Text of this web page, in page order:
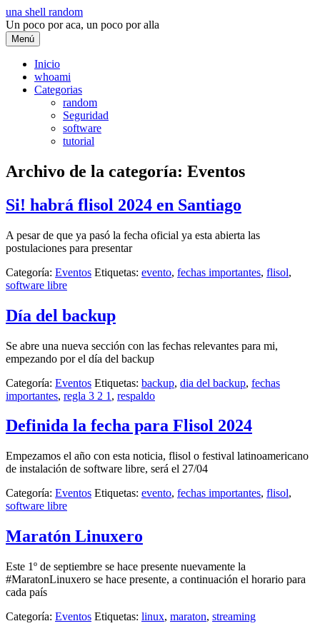
Saltar
al
contenido
una shell random
Un poco por aca, un poco por alla
Menú
Inicio
whoami
Categorias
random
Seguridad
software
tutorial
Archivo de la categoría: Eventos
Si! habrá flisol 2024 en Santiago
A pesar de que ya pasó la fecha oficial ya esta abierta las
postulaciones para presentar
Categoría: Eventos Etiquetas: evento, fechas importantes, flisol,
software libre
Día del backup
Se abre una nueva sección con las fechas relevantes para mi,
empezando por el día del backup
Categoría: Eventos Etiquetas: backup, dia del backup, fechas
importantes, regla 3 2 1 , respaldo
Definida la fecha para Flisol 2024
Empezamos el año con esta noticia, flisol o festival latinoamericano
de instalación de software libre, será el 27/04
Categoría: Eventos Etiquetas: evento, fechas importantes, flisol,
software libre
Maratón Linuxero
Este 1º de septiembre se hace presente nuevamente la
#MaratonLinuxero se hace presente, a continuación el horario para
cada país
Categoría: Eventos Etiquetas: linux, maraton, streaming